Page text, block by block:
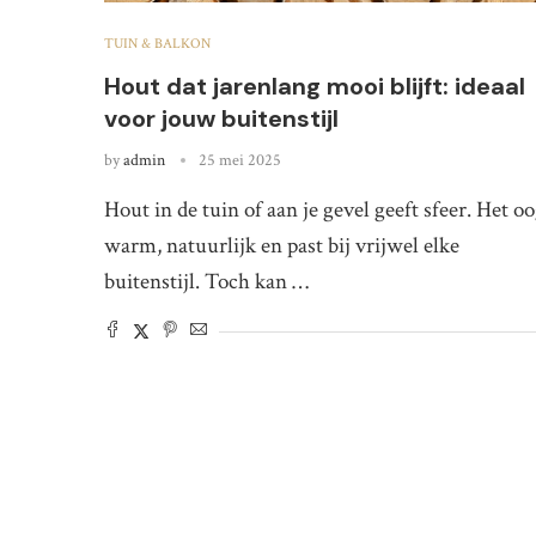
TUIN & BALKON
Hout dat jarenlang mooi blijft: ideaal
voor jouw buitenstijl
byadmin 25 mei 2025
Hout in de tuin of aan je gevel geeft sfeer. Het
warm, natuurlijk en past bij vrijwel elke
buitenstijl. Toch kan …